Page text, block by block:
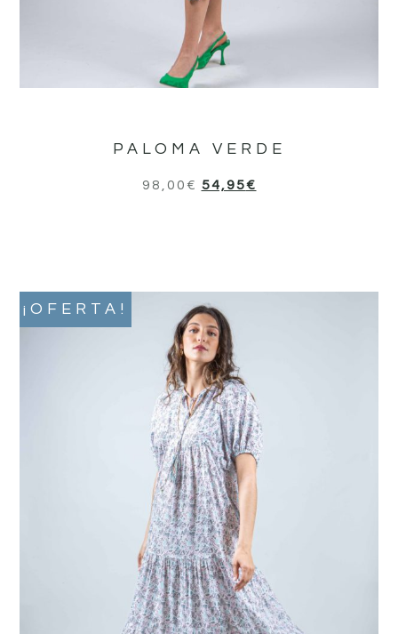
PALOMA VERDE
98,00 € 54,95€
¡OFERTA!